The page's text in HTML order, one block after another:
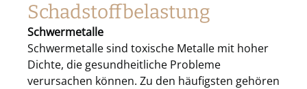
Schadstoffbelastung
Schwermetalle
Schwermetalle sind toxische Metalle mit hoher
Dichte, die gesundheitliche Probleme
verursachen können. Zu den häufigsten gehören